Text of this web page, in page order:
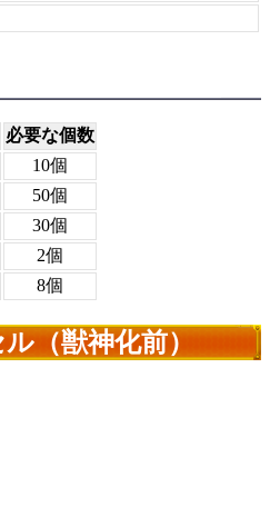
必要な個数
10個
50個
30個
2個
8個
（獣神化前）